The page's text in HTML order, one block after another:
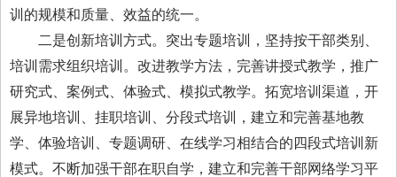
训的规模和质量、效益的统一。
二是创新培训方式。突出专题培训，坚持按干部类别、
培训需求组织培训。改进教学方法，完善讲授式教学，推广
研究式、案例式、体验式、模拟式教学。拓宽培训渠道，开
展异地培训、挂职培训、分段式培训，建立和完善基地教
学、体验培训、专题调研、在线学习相结合的四段式培训新
模式。不断加强干部在职自学，建立和完善干部网络学习平